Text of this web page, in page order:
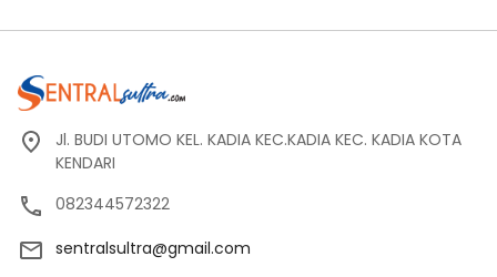
Jl. BUDI UTOMO KEL. KADIA KEC.KADIA KEC. KADIA KOTA
KENDARI
082344572322
sentralsultra@gmail.com